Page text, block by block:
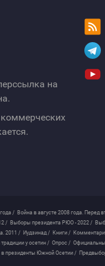
на
/ Война в августе 2008 года. Перед
/ Выборы президента РЮО - 2022 /
2011 / Иудзинад / Книги /
у осетин / Опрос /
президенты Южной Осетии /